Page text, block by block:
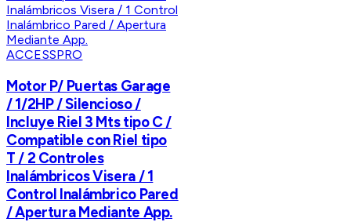
ACCESSPRO
Motor P/ Puertas Garage
/ 1/2HP / Silencioso /
Incluye Riel 3 Mts tipo C /
Compatible con Riel tipo
T / 2 Controles
Inalámbricos Visera / 1
Control Inalámbrico Pared
/ Apertura Mediante App.